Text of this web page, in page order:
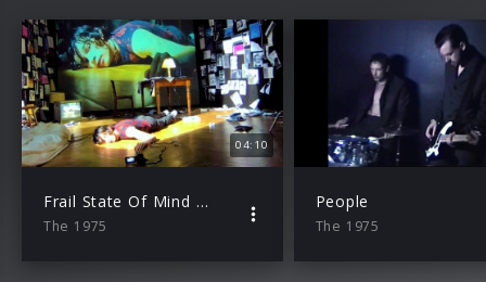
04:10
Frail State Of Mind – The 1975
The 1975
People
The 1975